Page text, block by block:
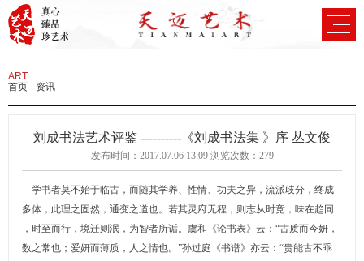
ART
首页 - 资讯
刘成书法艺术评鉴 ----------《刘成书法集 》序 丛文俊
发布时间：2017.07.06 13:09 浏览次数： 279
学书者莫不始于临古，而随其学养、性情、功夫之异，流派歧分，终成
多体，此理之固然，通变之道也。若其灵府无程，则志从时竞，味在趋同
，时至而行，境迁则泯，为智者所诟。虞和《论书表》云：“古质而今妍，
数之常也；爱妍而薄质，人之情也。”孙过庭《书谱》亦云：“贵能古不乖